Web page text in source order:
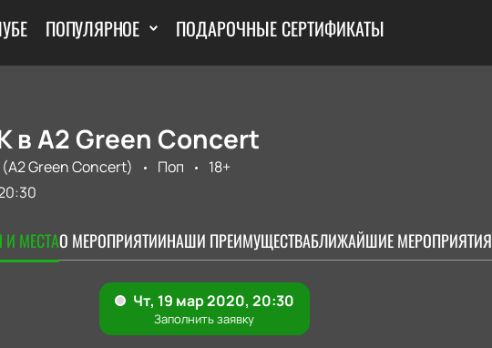
ПОПУЛЯРНОЕ ПОДАРОЧНЫЕ СЕРТИФИКАТЫ
в А2 Green Concert
Green Concert) Поп
18+
МЕСТАО МЕРОПРИЯТИИНАШИ ПРЕИМУЩЕСТВАБЛИЖАЙШИЕ МЕРОПРИЯТИЯ